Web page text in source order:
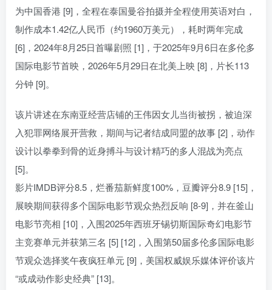
为中国香港 [9]，全程在泰国曼谷拍摄并全程使用英语对白，
制作成本1.42亿人民币（约1960万美元），耗时两年完成
[6]，2024年8月25日首曝剧照 [1]，于2025年9月6日在多伦多
国际电影节首映，2026年5月29日在北美上映 [8]，片长113
分钟 [9]。
该片讲述在东南亚经营店铺的王伟因女儿当街被拐，被迫深
入犯罪网络展开营救，期间与记者结成同盟的故事 [2]，动作
设计以拳拳到骨的近身搏斗与设计精巧的多人混战为亮点
[5]。
影片IMDB评分8.5，烂番茄新鲜度100%，豆瓣评分8.9 [15]，
展映期间获得多个国际电影节观众热烈反响 [8-9]，并在釜山
电影节亮相 [10]，入围2025年西班牙锡切斯国际奇幻电影节
主竞赛单元并获第三名 [5] [12]，入围第50届多伦多国际电影
节观众选择奖午夜疯狂单元 [9]，美国权威娱乐媒体评价该片
“或成动作影史经典” [13]。